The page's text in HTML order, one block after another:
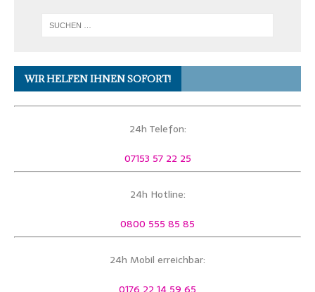
WIR HELFEN IHNEN SOFORT!
24h Telefon:
07153 57 22 25
24h Hotline:
0800 555 85 85
24h Mobil erreichbar:
0176 22 14 59 65